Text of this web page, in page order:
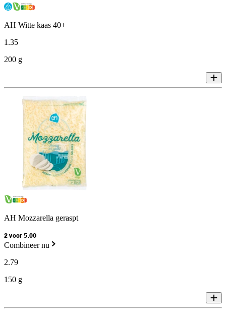
AH Witte kaas 40+
1.35
200 g
AH Mozzarella geraspt
2 voor 5.00
Combineer nu
2.79
150 g